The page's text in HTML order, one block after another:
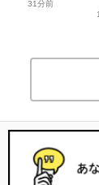
31分前